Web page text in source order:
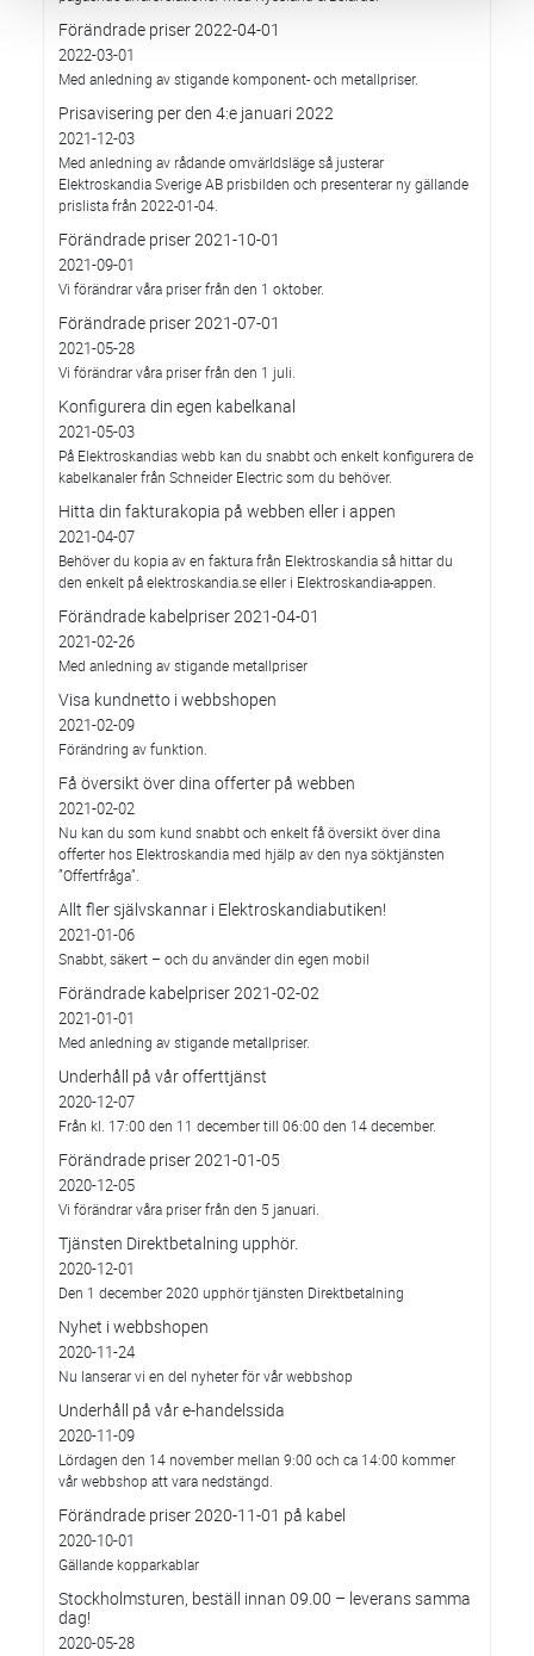
Förändrade priser 2022-04-01
2022-03-01
Med anledning av stigande komponent- och metallpriser.
Prisavisering per den 4:e januari 2022
2021-12-03
Med anledning av rådande omvärldsläge så justerar
Elektroskandia Sverige AB prisbilden och presenterar ny gällande
prislista från 2022-01-04.
Förändrade priser 2021-10-01
2021-09-01
Vi förändrar våra priser från den 1 oktober.
Förändrade priser 2021-07-01
2021-05-28
Vi förändrar våra priser från den 1 juli.
Konfigurera din egen kabelkanal
2021-05-03
På Elektroskandias webb kan du snabbt och enkelt konfigurera de
kabelkanaler från Schneider Electric som du behöver.
Hitta din fakturakopia på webben eller i appen
2021-04-07
Behöver du kopia av en faktura från Elektroskandia så hittar du
den enkelt på elektroskandia.se eller i Elektro­skandia-appen.
Förändrade kabelpriser 2021-04-01
2021-02-26
Med anledning av stigande metallpriser
Visa kundnetto i webbshopen
2021-02-09
Förändring av funktion.
Få översikt över dina offerter på webben
2021-02-02
Nu kan du som kund snabbt och enkelt få översikt över dina
offerter hos Elektroskandia med hjälp av den nya söktjänsten
”Offertfråga”.
Allt fler självskannar i Elektroskandiabutiken!
2021-01-06
Snabbt, säkert – och du använder din egen mobil
Förändrade kabelpriser 2021-02-02
2021-01-01
Med anledning av stigande metallpriser.
Underhåll på vår offerttjänst
2020-12-07
Från kl. 17:00 den 11 december till 06:00 den 14 december.
Förändrade priser 2021-01-05
2020-12-05
Vi förändrar våra priser från den 5 januari.
Tjänsten Direktbetalning upphör.
2020-12-01
Den 1 december 2020 upphör tjänsten Direktbetalning
Nyhet i webbshopen
2020-11-24
Nu lanserar vi en del nyheter för vår webbshop
Underhåll på vår e-handelssida
2020-11-09
Lördagen den 14 november mellan 9:00 och ca 14:00 kommer
vår webbshop att vara nedstängd.
Förändrade priser 2020-11-01 på kabel
2020-10-01
Gällande kopparkablar
Stockholmsturen, beställ innan 09.00 – leverans samma
dag!
2020-05-28